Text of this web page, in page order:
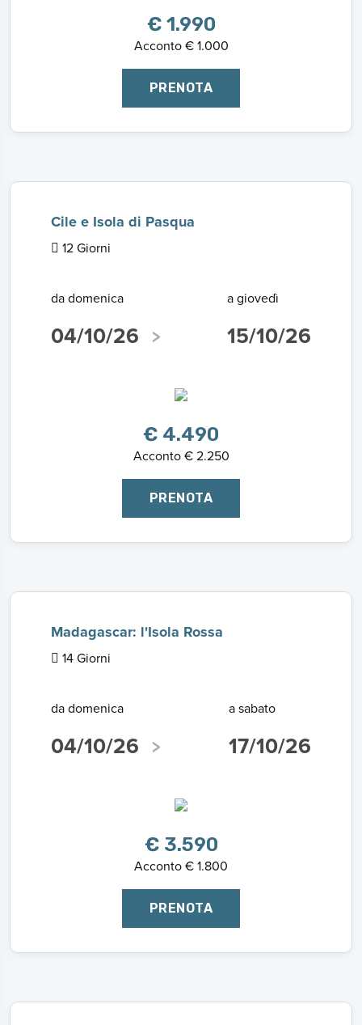
€ 1.990
Acconto € 1.000
PRENOTA
Cile e Isola di Pasqua
12 Giorni
da domenica
04/10/26
a giovedì
15/10/26
€ 4.490
Acconto € 2.250
PRENOTA
Madagascar: l'Isola Rossa
14 Giorni
da domenica
04/10/26
a sabato
17/10/26
€ 3.590
Acconto € 1.800
PRENOTA